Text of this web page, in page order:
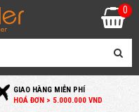
GIAO HÀNG MIỄN PHÍ
HOÁ ĐƠN > 5.000.000 VND
0